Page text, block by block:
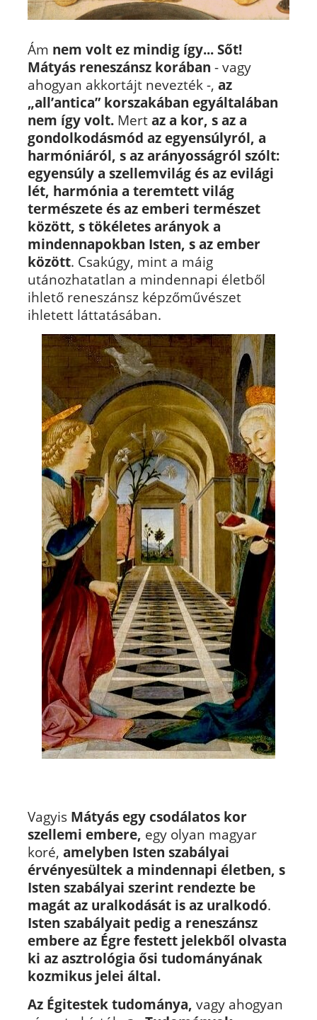
Ám nem volt ez mindig így... Sőt!
Mátyás reneszánsz korában - vagy
ahogyan akkortájt nevezték -, az
„all’antica” korszakában egyáltalában
nem így volt.Mert az a kor, s az a
gondolkodásmód az egyensúlyról, a
harmóniáról, s az arányosságról szólt:
egyensúly a szellemvilág és az evilági
lét, harmónia a teremtett világ
természete és az emberi természet
között, s tökéletes arányok a
mindennapokban Isten, s az ember
között. Csakúgy, mint a máig
utánozhatatlan a mindennapi életből
ihlető reneszánsz képzőművészet
ihletett láttatásában.
Vagyis Mátyás egy csodálatos kor
szellemi embere, egy olyan magyar
koré, amelyben Isten szabályai
érvényesültek a mindennapi életben, s
Isten szabályai szerint rendezte be
magát az uralkodását is az uralkodó.
Isten szabályait pedig a reneszánsz
embere az Égre festett jelekből olvasta
ki az asztrológia ősi tudományának
kozmikus jelei által.
Az Égitestek tudománya, vagy ahogyan